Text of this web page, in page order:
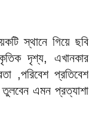
স্থানে গিয়ে ছবি
দৃশ্য, এখানকার
,পরিবেশ প্রতিবেশ
তুলবেন এমন প্রত্যাশা